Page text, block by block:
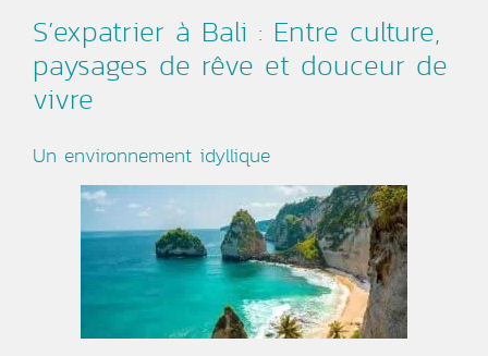
S’expatrier à Bali : Entre culture,
paysages de rêve et douceur de
vivre
Un environnement idyllique